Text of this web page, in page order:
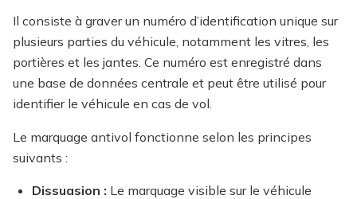
Il consiste à graver un numéro d’identification unique sur
plusieurs parties du véhicule, notamment les vitres, les
portières et les jantes. Ce numéro est enregistré dans
une base de données centrale et peut être utilisé pour
identifier le véhicule en cas de vol.
Le marquage antivol fonctionne selon les principes
suivants :
Dissuasion : Le marquage visible sur le véhicule